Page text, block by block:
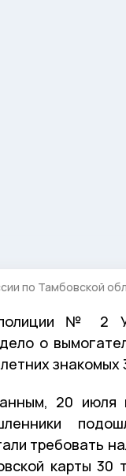
по Тамбовской
полиции № 2
о
20 июля
требовать
карты